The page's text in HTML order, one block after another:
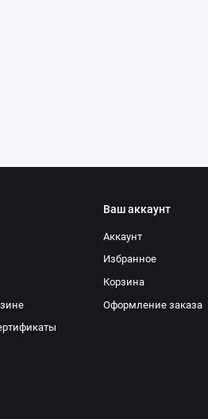
Ваш аккаунт
Аккаунт
Избранное
Корзина
Оформление заказа